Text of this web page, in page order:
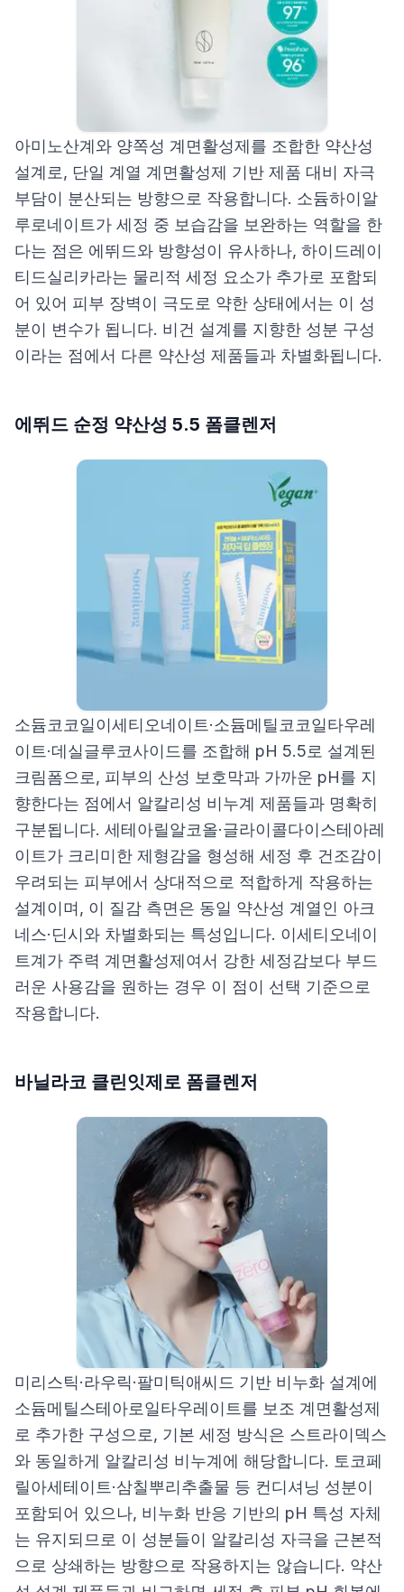
아미노산계와 양쪽성 계면활성제를 조합한 약산성
설계로, 단일 계열 계면활성제 기반 제품 대비 자극
부담이 분산되는 방향으로 작용합니다. 소듐하이알
루로네이트가 세정 중 보습감을 보완하는 역할을 한
다는 점은 에뛰드와 방향성이 유사하나, 하이드레이
티드실리카라는 물리적 세정 요소가 추가로 포함되
어 있어 피부 장벽이 극도로 약한 상태에서는 이 성
분이 변수가 됩니다. 비건 설계를 지향한 성분 구성
이라는 점에서 다른 약산성 제품들과 차별화됩니다.
에뛰드 순정 약산성 5.5 폼클렌저
소듐코코일이세티오네이트·소듐메틸코코일타우레
이트·데실글루코사이드를 조합해 pH 5.5로 설계된
크림폼으로, 피부의 산성 보호막과 가까운 pH를 지
향한다는 점에서 알칼리성 비누계 제품들과 명확히
구분됩니다. 세테아릴알코올·글라이콜다이스테아레
이트가 크리미한 제형감을 형성해 세정 후 건조감이
우려되는 피부에서 상대적으로 적합하게 작용하는
설계이며, 이 질감 측면은 동일 약산성 계열인 아크
네스·딘시와 차별화되는 특성입니다. 이세티오네이
트계가 주력 계면활성제여서 강한 세정감보다 부드
러운 사용감을 원하는 경우 이 점이 선택 기준으로
작용합니다.
바닐라코 클린잇제로 폼클렌저
미리스틱·라우릭·팔미틱애씨드 기반 비누화 설계에
소듐메틸스테아로일타우레이트를 보조 계면활성제
로 추가한 구성으로, 기본 세정 방식은 스트라이덱스
와 동일하게 알칼리성 비누계에 해당합니다. 토코페
릴아세테이트·삼칠뿌리추출물 등 컨디셔닝 성분이
포함되어 있으나, 비누화 반응 기반의 pH 특성 자체
는 유지되므로 이 성분들이 알칼리성 자극을 근본적
으로 상쇄하는 방향으로 작용하지는 않습니다. 약산